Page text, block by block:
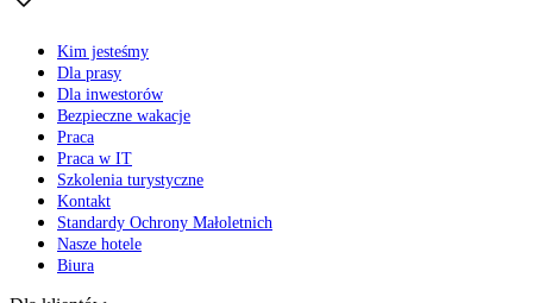
Kim jesteśmy
Dla prasy
Dla inwestorów
Bezpieczne wakacje
Praca
Praca w IT
Szkolenia turystyczne
Kontakt
Standardy Ochrony Małoletnich
Nasze hotele
Biura